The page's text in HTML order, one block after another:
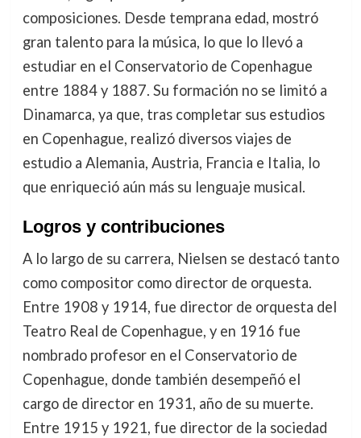
composiciones. Desde temprana edad, mostró
gran talento para la música, lo que lo llevó a
estudiar en el Conservatorio de Copenhague
entre 1884 y 1887. Su formación no se limitó a
Dinamarca, ya que, tras completar sus estudios
en Copenhague, realizó diversos viajes de
estudio a Alemania, Austria, Francia e Italia, lo
que enriqueció aún más su lenguaje musical.
Logros y contribuciones
A lo largo de su carrera, Nielsen se destacó tanto
como compositor como director de orquesta.
Entre 1908 y 1914, fue director de orquesta del
Teatro Real de Copenhague, y en 1916 fue
nombrado profesor en el Conservatorio de
Copenhague, donde también desempeñó el
cargo de director en 1931, año de su muerte.
Entre 1915 y 1921, fue director de la sociedad